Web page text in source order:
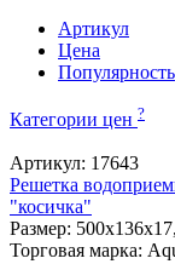
Артикул
Цена
Популярность
Категории цен ?
Артикул: 17643
Решетка
"косичка"
Размер:
Торговая марка: